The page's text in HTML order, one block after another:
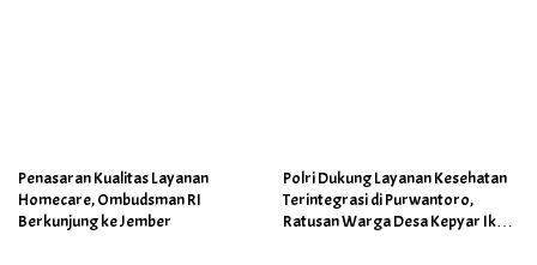
Penasaran Kualitas Layanan
Homecare, Ombudsman RI
Berkunjung ke Jember
Polri Dukung Layanan Kesehatan
Terintegrasi di Purwantoro,
Ratusan Warga Desa Kepyar Ikuti